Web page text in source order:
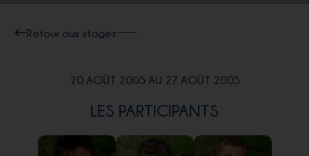
Retour aux stages
20 AOÛT 2005 AU 27 AOÛT 2005
LES PARTICIPANTS